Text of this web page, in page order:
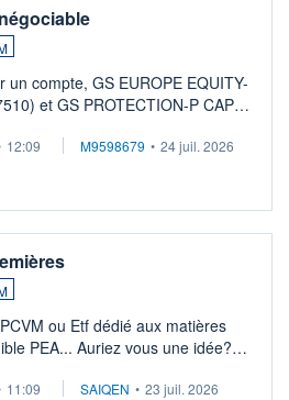
un compte, GS EUROPE EQUITY-
et GS PROTECTION-P CAP
on me signale ...
12:09 M9598679 • 24 juil. 2026
ou Etf dédié aux matières
PEA... Auriez vous une idée?
11:09 SAIQEN • 23 juil. 2026